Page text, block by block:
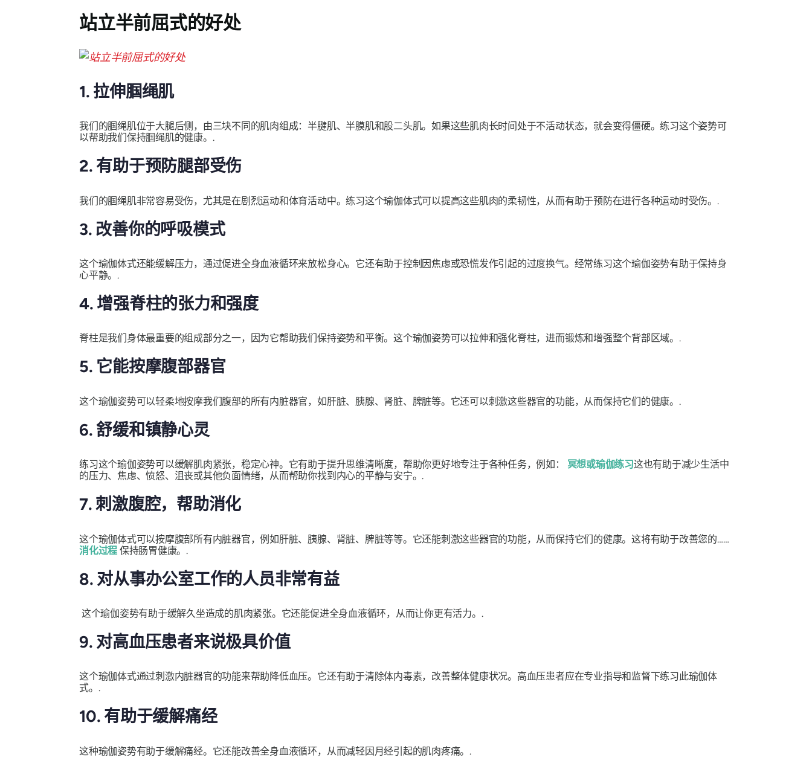
站立半前屈式的好处
1. 拉伸腘绳肌
我们的腘绳肌位于大腿后侧，由三块不同的肌肉组成：半腱肌、半膜肌和股二头肌。如果这些肌肉长时间处于不活动状态，就会变得僵硬。练习这个姿势可
以帮助我们保持腘绳肌的健康。.
2. 有助于预防腿部受伤
我们的腘绳肌非常容易受伤，尤其是在剧烈运动和体育活动中。练习这个瑜伽体式可以提高这些肌肉的柔韧性，从而有助于预防在进行各种运动时受伤。.
3. 改善你的呼吸模式
这个瑜伽体式还能缓解压力，通过促进全身血液循环来放松身心。它还有助于控制因焦虑或恐慌发作引起的过度换气。经常练习这个瑜伽姿势有助于保持身
心平静。.
4. 增强脊柱的张力和强度
脊柱是我们身体最重要的组成部分之一，因为它帮助我们保持姿势和平衡。这个瑜伽姿势可以拉伸和强化脊柱，进而锻炼和增强整个背部区域。.
5. 它能按摩腹部器官
这个瑜伽姿势可以轻柔地按摩我们腹部的所有内脏器官，如肝脏、胰腺、肾脏、脾脏等。它还可以刺激这些器官的功能，从而保持它们的健康。.
6. 舒缓和镇静心灵
练习这个瑜伽姿势可以缓解肌肉紧张，稳定心神。它有助于提升思维清晰度，帮助你更好地专注于各种任务，例如： 冥想或瑜伽练习这也有助于减少生活中
的压力、焦虑、愤怒、沮丧或其他负面情绪，从而帮助你找到内心的平静与安宁。.
7. 刺激腹腔，帮助消化
这个瑜伽体式可以按摩腹部所有内脏器官，例如肝脏、胰腺、肾脏、脾脏等等。它还能刺激这些器官的功能，从而保持它们的健康。这将有助于改善您的……
消化过程 保持肠胃健康。.
8. 对从事办公室工作的人员非常有益
这个瑜伽姿势有助于缓解久坐造成的肌肉紧张。它还能促进全身血液循环，从而让你更有活力。.
9. 对高血压患者来说极具价值
这个瑜伽体式通过刺激内脏器官的功能来帮助降低血压。它还有助于清除体内毒素，改善整体健康状况。高血压患者应在专业指导和监督下练习此瑜伽体
式。.
10. 有助于缓解痛经
这种瑜伽姿势有助于缓解痛经。它还能改善全身血液循环，从而减轻因月经引起的肌肉疼痛。.